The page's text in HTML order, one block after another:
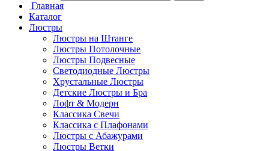
Главная
Каталог
Люстры
Люстры на Штанге
Люстры Потолочные
Люстры Подвесные
Светодиодные Люстры
Хрустальные Люстры
Детские Люстры и Бра
Лофт & Модерн
Классика Свечи
Классика с Плафонами
Люстры с Абажурами
Люстры Ветки